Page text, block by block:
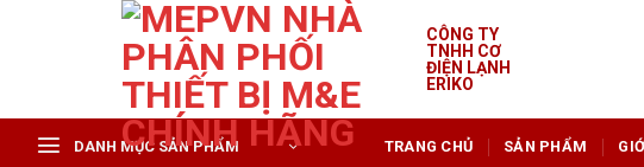
CÔNG TY
TNHH CƠ
ĐIỆN LẠNH
ERIKO
DANH MỤC SẢN PHẨM TRANG CHỦ SẢN PHẨM